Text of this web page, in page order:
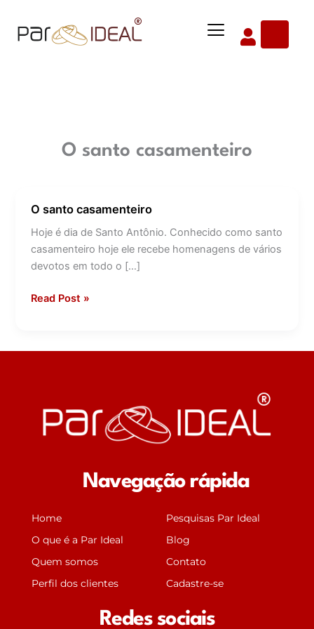
para
Menu
O santo casamenteiro
O santo casamenteiro
Hoje é dia de Santo Antônio. Conhecido como santo
casamenteiro hoje ele recebe homenagens de vários
devotos em todo o […]
O
santo
casamenteiro
Read Post »
Navegação rápida
Home
O que é a Par Ideal
Quem somos
Perfil dos clientes
Pesquisas Par Ideal
Blog
Contato
Cadastre-se
Redes sociais